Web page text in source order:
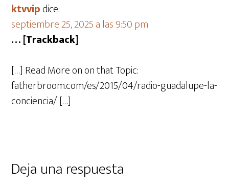
ktvvipdice:
septiembre 25, 2025 a las 9:50 pm
… [Trackback]
[…] Read More on on that Topic:
fatherbroom.com/es/2015/04/radio-guadalupe-la-
conciencia/ […]
Deja una respuesta